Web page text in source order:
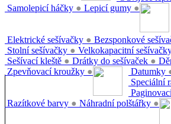
Samolepicí háčky ● Lepicí gumy ●
Elektrické sešívačky ● Bezsponkové
Stolní sešívačky ● Velkokapacitní
Sešívací kleště ● Drátky do sešívaček ●
Zpevňovací kroužky ● Datumky
Speciální
Razítkové barvy ● Náhradní polštářky ●